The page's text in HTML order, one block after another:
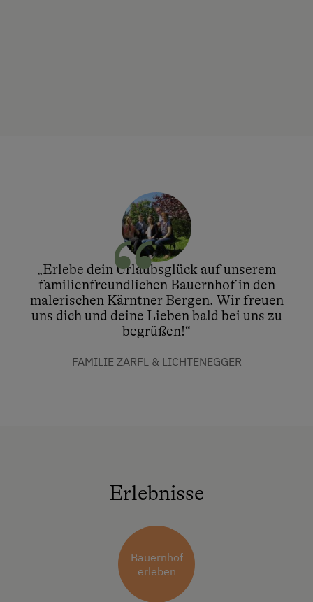
„Erlebe dein Urlaubsglück auf unserem
familienfreundlichen Bauernhof in den
malerischen Kärntner Bergen. Wir freuen
uns dich und deine Lieben bald bei uns zu
begrüßen!“
FAMILIE ZARFL & LICHTENEGGER
Erlebnisse
Bauernhof
erleben